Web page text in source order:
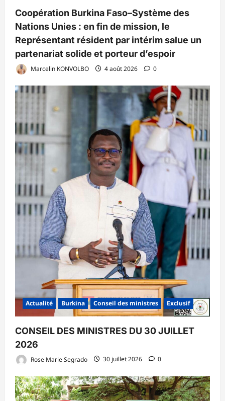
Coopération Burkina Faso–Système des
Nations Unies : en fin de mission, le
Représentant résident par intérim salue un
partenariat solide et porteur d’espoir
Marcelin KONVOLBO 4 août 2026 0
Actualité Burkina Conseil des ministres Exclusif
CONSEIL DES MINISTRES DU 30 JUILLET
2026
Rose Marie Segrado 30 juillet 2026 0